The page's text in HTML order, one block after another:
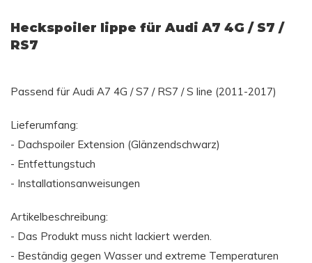
Heckspoiler lippe für Audi A7 4G / S7 /
RS7
Passend für Audi A7 4G / S7 / RS7 / S line (2011-2017)
Lieferumfang:
- Dachspoiler Extension (Glänzendschwarz)
- Entfettungstuch
- Installationsanweisungen
Artikelbeschreibung:
- Das Produkt muss nicht lackiert werden.
- Beständig gegen Wasser und extreme Temperaturen